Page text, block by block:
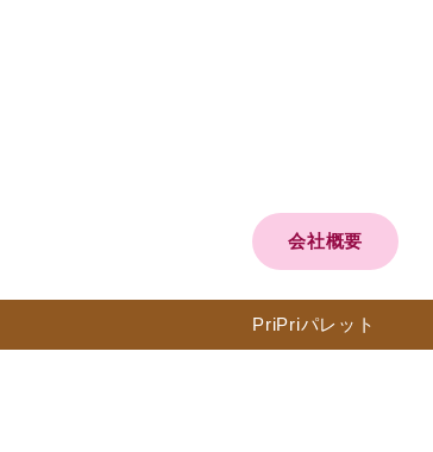
会社概要
PriPriパレット